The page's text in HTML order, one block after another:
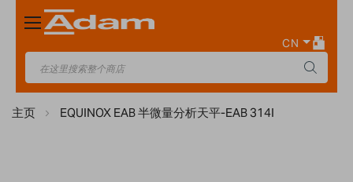
Toggle
Nav
CN
主页 EQUINOX EAB 半微量分析天平-EAB 314I